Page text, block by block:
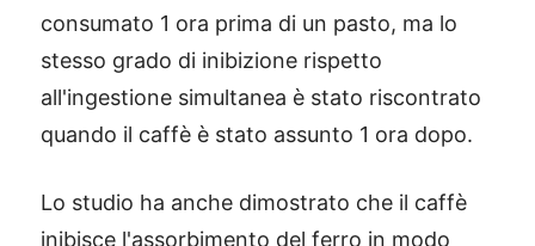
consumato 1 ora prima di un pasto, ma lo
stesso grado di inibizione rispetto
all'ingestione simultanea è stato riscontrato
quando il caffè è stato assunto 1 ora dopo.
Lo studio ha anche dimostrato che il caffè
inibisce l'assorbimento del ferro in modo
SCOPRI COME FUNZIONA